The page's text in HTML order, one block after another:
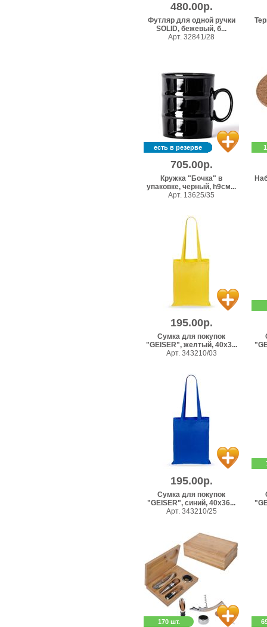
480.00р.
Футляр для одной ручки
SOLID, бежевый, б...
Арт. 32841/28
есть в резерве
705.00р.
Кружка "Бочка" в
упаковке, черный, h9см...
Арт. 13625/35
195.00р.
Сумка для покупок
"GEISER", желтый, 40x3...
Арт. 343210/03
195.00р.
Сумка для покупок
"GEISER", синий, 40x36...
Арт. 343210/25
170 шт.